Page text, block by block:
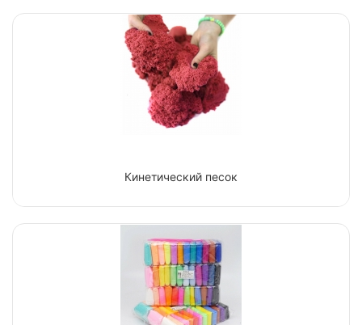
Кинетический песок